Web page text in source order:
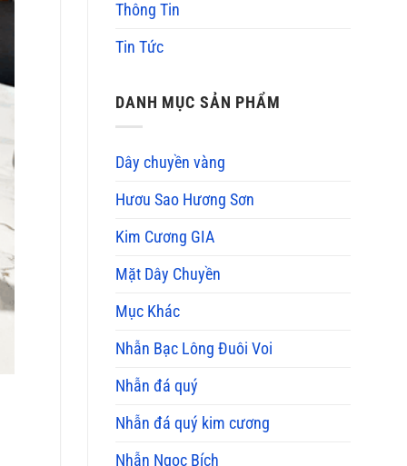
Thông Tin
Tin Tức
DANH MỤC SẢN PHẨM
Dây chuyền vàng
Hươu Sao Hương Sơn
Kim Cương GIA
Mặt Dây Chuyền
Mục Khác
Nhẫn Bạc Lông Đuôi Voi
Nhẫn đá quý
Nhẫn đá quý kim cương
Nhẫn Ngọc Bích